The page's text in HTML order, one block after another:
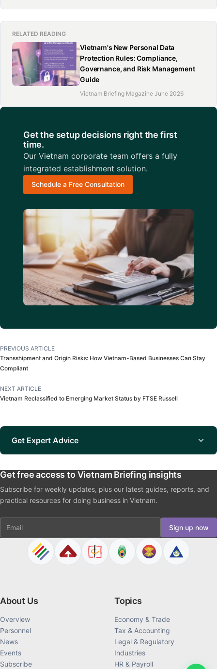
RELATED READING
Vietnam's New Personal Data
Protection Rules: Compliance,
Governance, and Risk Management
Guide
Vietnam Briefing Magazine June 2026
Get the setup decisions right the first
time.
Our Vietnam corporate team offers a fully
integrated establishment solution.
Schedule a Free Consultation
PREVIOUS ARTICLE
Transshipment and Origin Risks: How Vietnam-Based Businesses Can Stay
Compliant
NEXT ARTICLE
Vietnam Reclassified to Emerging Market Status by FTSE Russell
Get Expert Advice
Get free access to Vietnam Briefing insights
Subscribe for weekly updates, plus our latest guides, reports, and
practical resources for doing business in Vietnam.
Email Sign up now
About Us
Overview
Personnel
News
Events
Subscribe
Topics
Economy & Trade
Tax & Accounting
Legal & Regulatory
Industries
HR & Payroll